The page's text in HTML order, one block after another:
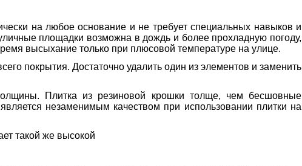
на любое основание и не требует специальных навыков и
площадки возможна в дождь и более прохладную погоду,
высыхание только при плюсовой температуре на улице.
покрытия. Достаточно удалить один из элементов и заменить
Плитка из резиновой крошки толще, чем бесшовные
незаменимым качеством при использовании плитки на
такой же высокой